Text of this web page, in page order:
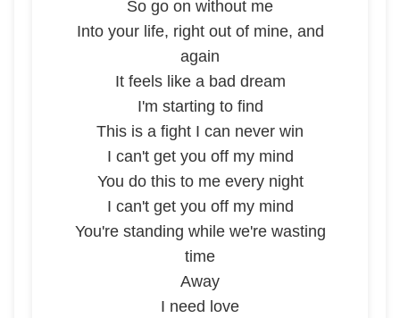
So go on without me
Into your life, right out of mine, and
again
It feels like a bad dream
I'm starting to find
This is a fight I can never win
I can't get you off my mind
You do this to me every night
I can't get you off my mind
You're standing while we're wasting
time
Away
I need love